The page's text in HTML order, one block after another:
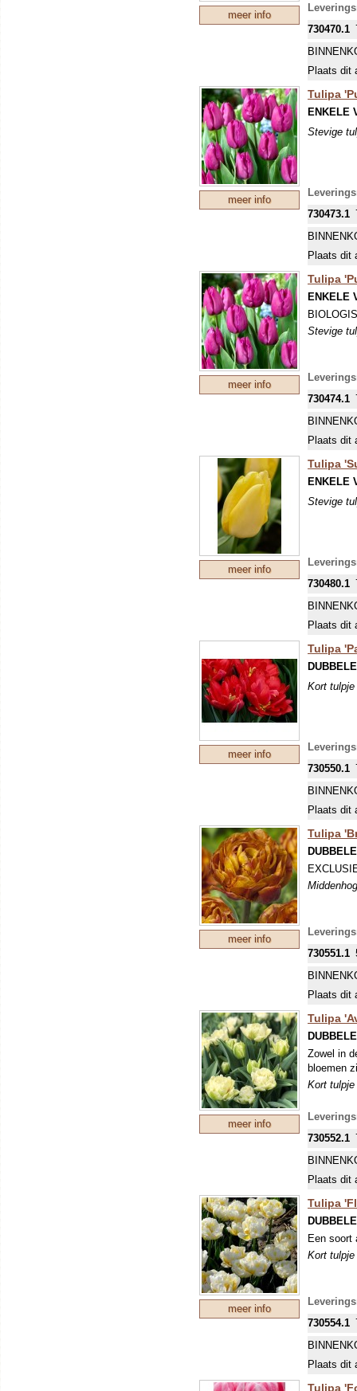
meer info
730470.1
Plaats dit
meer info
Tulipa
ENKELE
Stevige
730473.1
Plaats dit
meer info
Tulipa
ENKELE
Stevige
730474.1
Plaats dit
meer info
Tulipa
ENKELE
Stevige
730480.1
Plaats dit
meer info
Tulipa
Kort tulpje
730550.1
Plaats dit
meer info
Tulipa
730551.1
Plaats dit
meer info
Tulipa
Zowel in
bloemen
Kort tulpje
730552.1
Plaats dit
meer info
Tulipa
Een soort
Kort tulpje
730554.1
Plaats dit
Tulipa